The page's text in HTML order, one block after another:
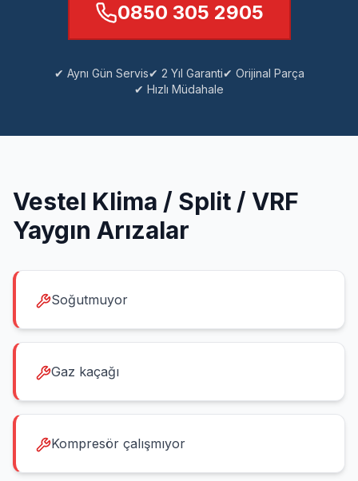
0850 305 2905
✔ Aynı Gün Servis✔ 2 Yıl Garanti✔ Orijinal Parça
✔ Hızlı Müdahale
Vestel Klima / Split / VRF
Yaygın Arızalar
Soğutmuyor
Gaz kaçağı
Kompresör çalışmıyor